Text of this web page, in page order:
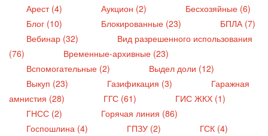
Арест (4)
Аукцион (2)
Бесхозяйные (6)
Блог (10)
Блокированные (23)
БПЛА (7)
Вебинар (32)
Вид разрешенного использования
(76)
Временные-архивные (23)
Вспомогательные (2)
Выдел доли (12)
Выкуп (23)
Газификация (3)
Гаражная
амнистия (28)
ГГС (61)
ГИС ЖКХ (1)
ГНСС (2)
Горячая линия (86)
Госпошлина (4)
ГПЗУ (2)
ГСК (4)